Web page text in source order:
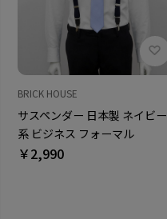
BRICK HOUSE
サスペンダー 日本製 ネイビー
系 ビジネス フォーマル
￥2,990